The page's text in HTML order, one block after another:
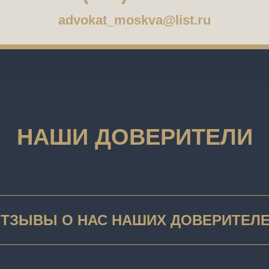
advokat_moskva@list.ru
НАШИ ДОВЕРИТЕЛИ
О НАС НАШИХ